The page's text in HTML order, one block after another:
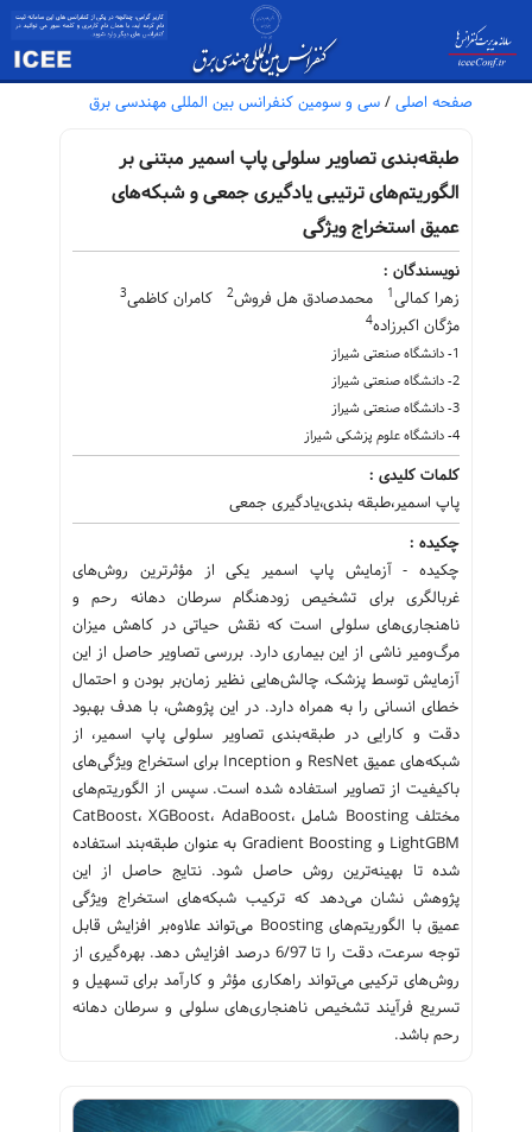
صفحه اصلی / سی و سومین کنفرانس بین المللی مهندسی برق
طبقه‌بندی تصاویر سلولی پاپ اسمیر مبتنی بر
الگوریتم‌های ترتیبی یادگیری جمعی و شبکه‌های
عمیق استخراج ویژگی
نویسندگان :
زهرا کمالی1 محمدصادق هل فروش2 کامران کاظمی3
مژگان اکبرزاده4
1- دانشگاه صنعتی شیراز
2- دانشگاه صنعتی شیراز
3- دانشگاه صنعتی شیراز
4- دانشگاه علوم پزشکی شیراز
کلمات کلیدی :
پاپ اسمیر،طبقه بندی،یادگیری جمعی
چکیده :
چکيده - آزمایش پاپ اسمیر یکی از مؤثرترین روش‌های
غربالگری برای تشخیص زودهنگام سرطان دهانه رحم و
ناهنجاری‌های سلولی است که نقش حیاتی در کاهش میزان
مرگ‌ومیر ناشی از این بیماری دارد. بررسی تصاویر حاصل از این
آزمایش توسط پزشک، چالش‌هایی نظیر زمان‌بر بودن و احتمال
خطای انسانی را به همراه دارد. در این پژوهش، با هدف بهبود
دقت و کارایی در طبقه‌بندی تصاویر سلولی پاپ اسمیر، از
شبکه‌های عمیق ResNet و Inception برای استخراج ویژگی‌های
باکیفیت از تصاویر استفاده شده است. سپس از الگوریتم‌های
مختلف Boosting شامل CatBoost، XGBoost، AdaBoost،
LightGBM و Gradient Boosting به عنوان طبقه‌بند استفاده
شده تا بهینه‌ترین روش حاصل شود. نتایج حاصل از این
پژوهش نشان می‌دهد که ترکیب شبکه‌های استخراج ویژگی
عمیق با الگوریتم‌های Boosting می‌تواند علاوه‌بر افزایش قابل
توجه سرعت، دقت را تا 6/97 درصد افزایش دهد. بهره‌گیری از
روش‌های ترکیبی می‌تواند راهکاری مؤثر و کارآمد برای تسهیل و
تسریع فرآیند تشخیص ناهنجاری‌های سلولی و سرطان دهانه
رحم باشد.